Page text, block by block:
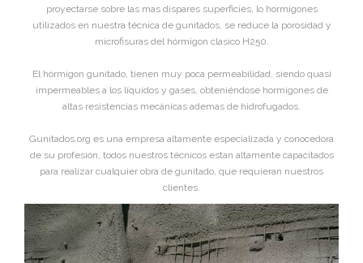
proyectarse sobre las mas dispares superficies, lo hormigones
utilizados en nuestra técnica de gunitados, se reduce la porosidad y
microfisuras del hórmigon clasico H250.
El hórmigon gunitado, tienen muy poca permeabilidad, siendo quasi
impermeables a los líquidos y gases, obteniéndose hormigones de
altas resistencias mecánicas ademas de hidrofugados.
Gunitados.org es una empresa altamente especializada y conocedora
de su profesión, todos nuestros técnicos estan altamente capacitados
para realizar cualquier obra de gunitado, que requieran nuestros
clientes.